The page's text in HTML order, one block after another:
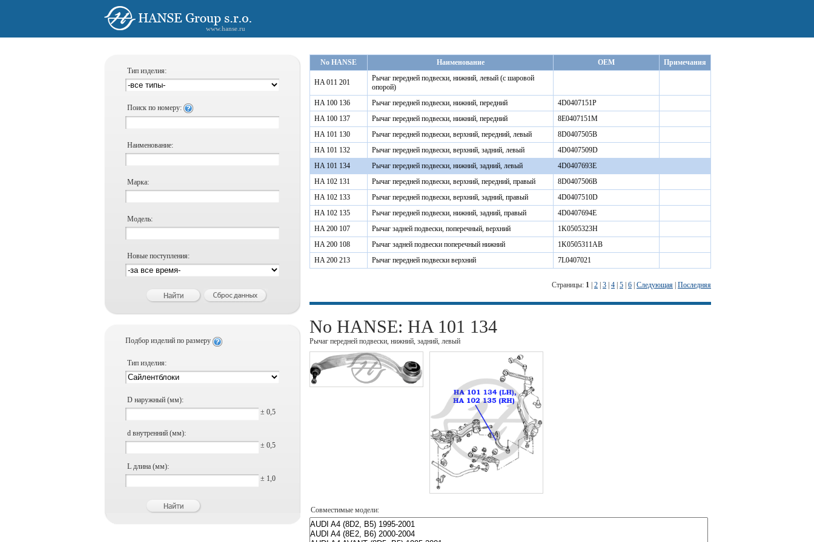
www.hanse.ru
Тип изделия:
Поиск по номеру:
Наименование:
Марка:
Модель:
Новые поступления:
Подбор изделий по размеру
Тип изделия:
D наружный (мм):
± 0,5
d внутренний (мм):
± 0,5
L длина (мм):
± 1,0
No HANSE Наименование OEM Примечания
HA 011 201
Рычаг передней подвески, нижний, левый (с шаровой
опорой)
HA 100 136
Рычаг передней подвески, нижний, передний
4D0407151P
HA 100 137
Рычаг передней подвески, нижний, передний
8E0407151M
HA 101 130
Рычаг передней подвески, верхний, передний, левый
8D0407505B
HA 101 132
Рычаг передней подвески, верхний, задний, левый
4D0407509D
HA 101 134
Рычаг передней подвески, нижний, задний, левый
4D0407693E
HA 102 131
Рычаг передней подвески, верхний, передний, правый
8D0407506B
HA 102 133
Рычаг передней подвески, верхний, задний, правый
4D0407510D
HA 102 135
Рычаг передней подвески, нижний, задний, правый
4D0407694E
HA 200 107
Рычаг задней подвески, поперечный, верхний
1K0505323H
HA 200 108
Рычаг задней подвески поперечный нижний
1K0505311AB
HA 200 213
Рычаг передней подвески верхний 7L0407021
Страницы: 1 2 3 4 5 6 Следующая Последняя
No HANSE: HA 101 134
Рычаг передней подвески, нижний, задний, левый
Совместимые модели: